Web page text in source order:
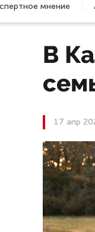
мнение
В
17 апр